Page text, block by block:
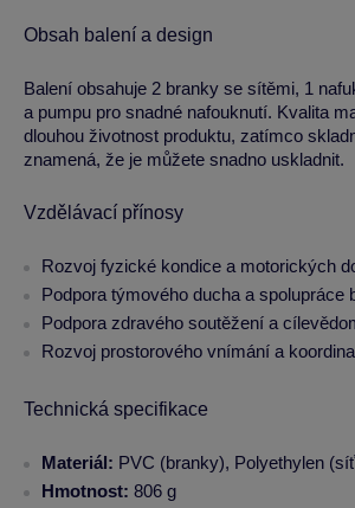
Obsah balení a design
Balení obsahuje 2 branky se sítěmi, 1
a pumpu pro snadné nafouknutí. Kvalita
dlouhou životnost produktu, zatímco
znamená, že je můžete snadno uskladnit.
Vzdělávací přínosy
Rozvoj fyzické kondice a motorických
Podpora týmového ducha a spolupráce
Podpora zdravého soutěžení a
Rozvoj prostorového vnímání a
Technická specifikace
Materiál: PVC (branky), Polyethylen
Hmotnost: 806 g